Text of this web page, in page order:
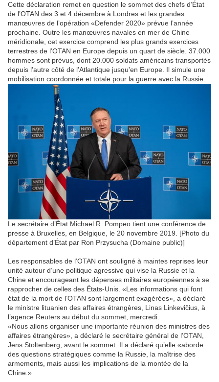
Cette déclaration remet en question le sommet des chefs d’État
de l’OTAN des 3 et 4 décembre à Londres et les grandes
manœuvres de l’opération «Defender 2020» prévue l’année
prochaine. Outre les manœuvres navales en mer de Chine
méridionale, cet exercice comprend les plus grands exercices
terrestres de l’OTAN en Europe depuis un quart de siècle. 37.000
hommes sont prévus, dont 20.000 soldats américains transportés
depuis l’autre côté de l’Atlantique jusqu'en Europe. Il simule une
mobilisation coordonnée et totale pour la guerre avec la Russie.
Le secrétaire d’État Michael R. Pompeo tient une conférence de
presse à Bruxelles, en Belgique, le 20 novembre 2019. [Photo du
département d’État par Ron Przysucha (Domaine public)]
Les responsables de l’OTAN ont souligné à maintes reprises leur
unité autour d’une politique agressive qui vise la Russie et la
Chine et encourageant les dépenses militaires européennes à se
rapprocher de celles des États-Unis. «Les informations qui font
état de la mort de l’OTAN sont largement exagérées», a déclaré
le ministre lituanien des affaires étrangères, Linas Linkevičius, à
l’agence Reuters au début du sommet, mercredi.
«Nous allons organiser une importante réunion des ministres des
affaires étrangères», a déclaré le secrétaire général de l’OTAN,
Jens Stoltenberg, avant le sommet. Il a déclaré qu’elle «aborde
des questions stratégiques comme la Russie, la maîtrise des
armements, mais aussi les implications de la montée de la
Chine.»